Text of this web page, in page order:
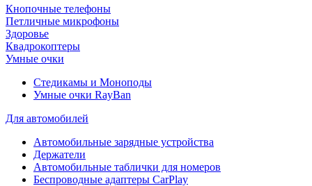
Кнопочные телефоны
Петличные микрофоны
Здоровье
Квадрокоптеры
Умные очки
Стедикамы и Моноподы
Умные очки RayBan
Для автомобилей
Автомобильные зарядные устройства
Держатели
Автомобильные таблички для номеров
Беспроводные адаптеры CarPlay